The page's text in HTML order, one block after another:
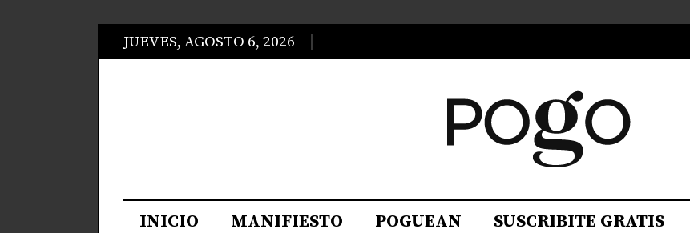
JUEVES, AGOSTO 6, 2026
INICIO MANIFIESTO POGUEAN SUSCRIBITE GRATIS